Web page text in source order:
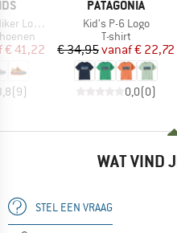
Low XT
prijs
€ 41,22
(9)
MERK
PATAGONIA
Artikel
Kid's P-6 Logo
Productgroep
T-shirt
Prijs
€ 34,95 Verlaagde
vanaf€ 22,72
0,0(0)
WAT VIND
STEL EEN VRAAG